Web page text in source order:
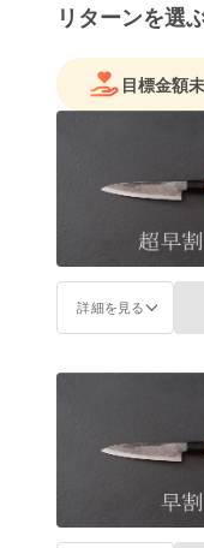
リターンを選
目標金額
詳細を見る